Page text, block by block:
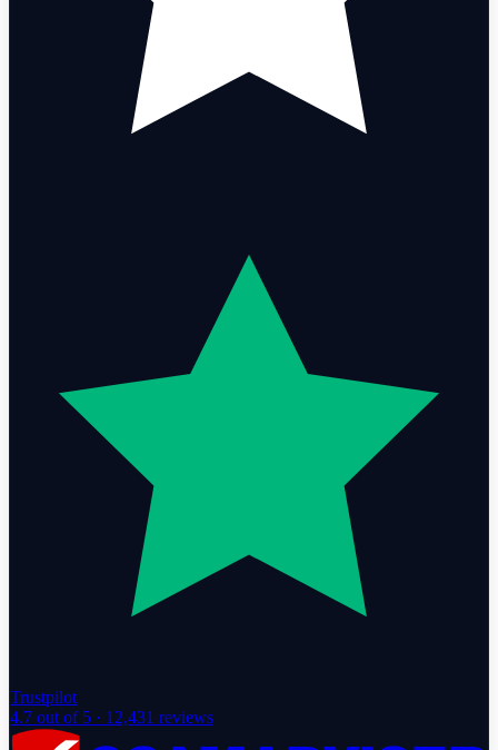
Trustpilot
4.7 out of 5 · 12,431 reviews